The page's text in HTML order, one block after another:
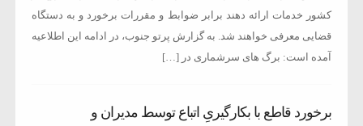
کشور خدمات ارائه دهند برابر ضوابط و مقررات برخورد و به دستگاه
قضایی معرفی خواهند شد. به گزارش پرتو جنوب، در ادامه این اطلاعیه
آمده است: برگ های سرشماری در […]
برخورد قاطع با بکارگیریِ اتباع توسط مدیران و